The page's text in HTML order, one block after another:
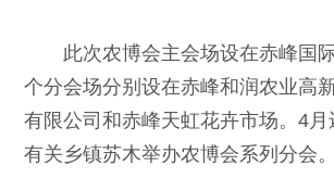
此次农博会主会场设在赤峰国
个分会场分别设在赤峰和润农业高
有限公司和赤峰天虹花卉市场。4
有关乡镇苏木举办农博会系列分会。